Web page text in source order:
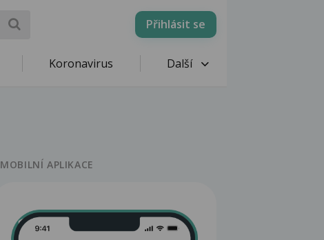
Přihlásit se
Koronavirus Další
MOBILNÍ APLIKACE